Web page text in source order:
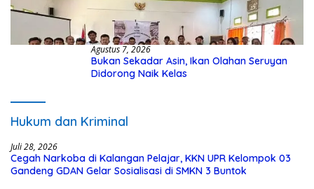
Agustus 7, 2026
Bukan Sekadar Asin, Ikan Olahan Seruyan
Didorong Naik Kelas
Hukum dan Kriminal
Juli 28, 2026
Cegah Narkoba di Kalangan Pelajar, KKN UPR Kelompok 03
Gandeng GDAN Gelar Sosialisasi di SMKN 3 Buntok